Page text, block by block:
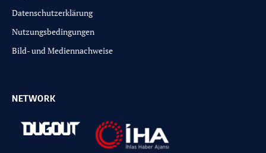
Datenschutzerklärung
Nutzungsbedingungen
Bild- und Mediennachweise
NETWORK